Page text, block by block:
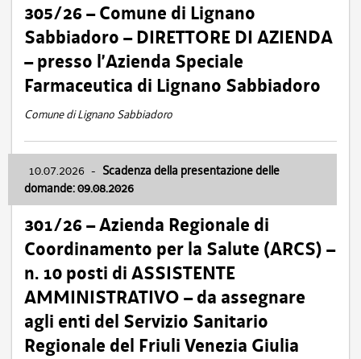
305/26 – Comune di Lignano
Sabbiadoro – DIRETTORE DI AZIENDA
– presso l’Azienda Speciale
Farmaceutica di Lignano Sabbiadoro
Comune di Lignano Sabbiadoro
10.07.2026 - Scadenza della presentazione delle
domande: 09.08.2026
301/26 – Azienda Regionale di
Coordinamento per la Salute (ARCS) –
n. 10 posti di ASSISTENTE
AMMINISTRATIVO – da assegnare
agli enti del Servizio Sanitario
Regionale del Friuli Venezia Giulia